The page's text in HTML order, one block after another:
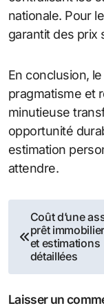
nationale. Pour
garantit des prix
En conclusion, le
pragmatisme et
minutieuse
opportunité
estimation
attendre.
de
l’article
Coût d’une
prêt
et estimations
détaillées
Laisser un